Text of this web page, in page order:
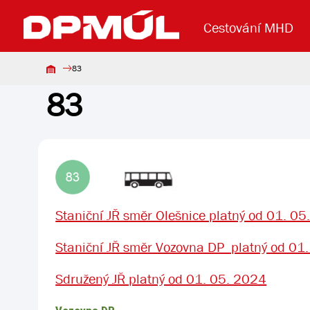
Cestování MHD
Uzavření mostu Dr. E. Beneše
Lanová dráha
Základní údaje
83
83
Staniční JŘ směr Olešnice platný od 01.
Staniční JŘ směr Vozovna DP platný od
Sdružený JŘ platný od 01. 05. 2024